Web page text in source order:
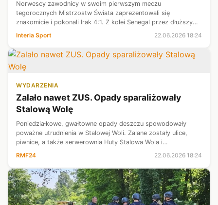
Norwescy zawodnicy w swoim pierwszym meczu
tegorocznych Mistrzostw Świata zaprezentowali się
znakomicie i pokonali Irak 4:1. Z kolei Senegal przez dłuższy
ostatecznie uległ im 1:3. Drużyna z ...
Interia Sport 22.06.2026 18:24
WYDARZENIA
Zalało nawet ZUS. Opady sparaliżowały
Stalową Wolę
Poniedziałkowe, gwałtowne opady deszczu spowodowały
poważne utrudnienia w Stalowej Woli. Zalane zostały ulice,
piwnice, a także serwerownia Huty Stalowa Wola i
RMF24 22.06.2026 18:24